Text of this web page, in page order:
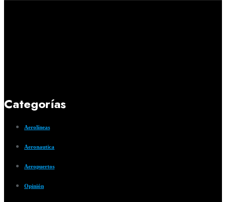
Categorías
Aerolíneas
Aeronautica
Aeropuertos
Opinión